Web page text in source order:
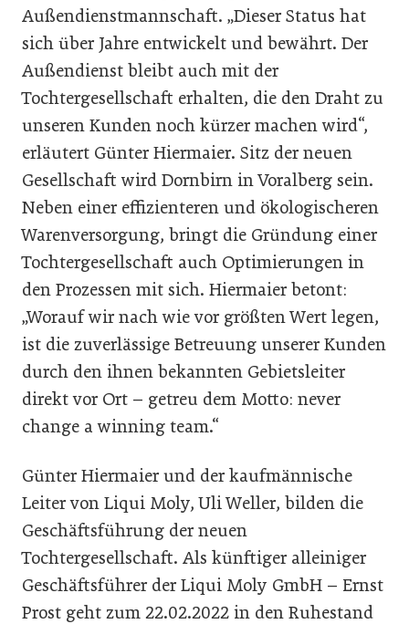
Außendienstmannschaft. „Dieser Status hat
sich über Jahre entwickelt und bewährt. Der
Außendienst bleibt auch mit der
Tochtergesellschaft erhalten, die den Draht zu
unseren Kunden noch kürzer machen wird“,
erläutert Günter Hiermaier. Sitz der neuen
Gesellschaft wird Dornbirn in Voralberg sein.
Neben einer effizienteren und ökologischeren
Warenversorgung, bringt die Gründung einer
Tochtergesellschaft auch Optimierungen in
den Prozessen mit sich. Hiermaier betont:
„Worauf wir nach wie vor größten Wert legen,
ist die zuverlässige Betreuung unserer Kunden
durch den ihnen bekannten Gebietsleiter
direkt vor Ort – getreu dem Motto: never
change a winning team.“
Günter Hiermaier und der kaufmännische
Leiter von Liqui Moly, Uli Weller, bilden die
Geschäftsführung der neuen
Tochtergesellschaft. Als künftiger alleiniger
Geschäftsführer der Liqui Moly GmbH – Ernst
Prost geht zum 22.02.2022 in den Ruhestand